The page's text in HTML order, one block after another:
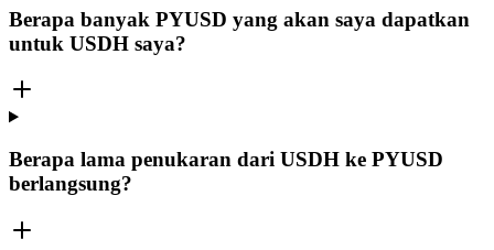
Berapa banyak PYUSD yang akan saya dapatkan
untuk USDH saya?
Berapa lama penukaran dari USDH ke PYUSD
berlangsung?